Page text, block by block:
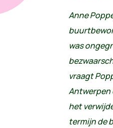
Anne
was
vraagt
Antwerpen
het
termijn de